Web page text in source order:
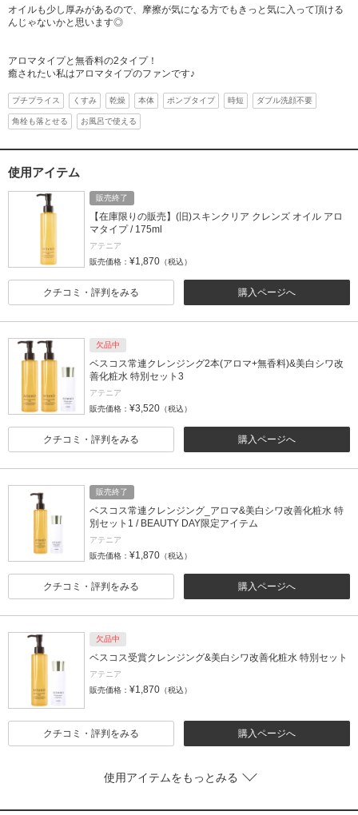
オイルも少し厚みがあるので、摩擦が気になる方でもきっと気に入って頂ける
んじゃないかと思います◎
アロマタイプと無香料の2タイプ！
癒されたい私はアロマタイプのファンです♪
プチプライス くすみ 乾燥 本体 ポンプタイプ 時短 ダブル洗顔不要
角栓も落とせる お風呂で使える
使用アイテム
販売終了
【在庫限りの販売】(旧)スキンクリア クレンズ オイル アロ
マタイプ / 175ml
アテニア
販売価格： ¥1,870 （税込）
購入ページへ
クチコミ・評判をみる
欠品中
ベスコス常連クレンジング2本(アロマ+無香料)&美白シワ改
善化粧水 特別セット3
アテニア
販売価格： ¥3,520 （税込）
購入ページへ
クチコミ・評判をみる
販売終了
ベスコス常連クレンジング_アロマ&美白シワ改善化粧水 特
別セット1 / BEAUTY DAY限定アイテム
アテニア
販売価格： ¥1,870 （税込）
購入ページへ
クチコミ・評判をみる
欠品中
ベスコス受賞クレンジング&美白シワ改善化粧水 特別セット
アテニア
販売価格： ¥1,870 （税込）
購入ページへ
クチコミ・評判をみる
使用アイテムをもっとみる